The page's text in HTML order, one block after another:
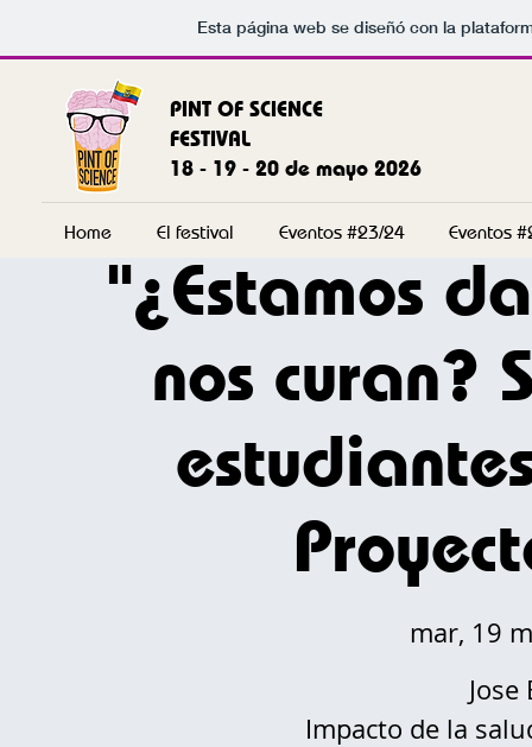
Esta página web se diseñó con la
PINT OF SCIENCE
FESTIVAL
18 - 19 - 20 de mayo 2026
Home El festival Eventos #23/24 Eventos
"¿Estamos
nos curan?
mar, 19
Impacto de la